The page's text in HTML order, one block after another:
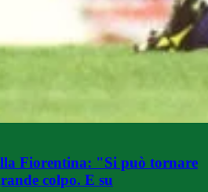
Fiorentina: "Si può tornare
colpo. E su